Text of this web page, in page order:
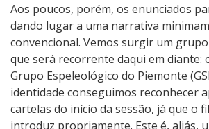
Aos poucos, porém, os enunciados
dando lugar a uma narrativa
convencional. Vemos surgir um
que será recorrente daqui em diante:
Grupo Espeleológico do Piemonte
identidade conseguimos reconhecer
cartelas do início da sessão, já que o
introduz propriamente. Este é, aliás,